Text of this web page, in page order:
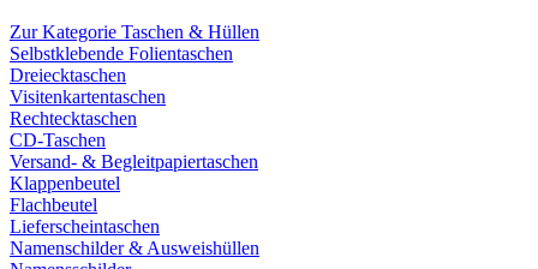
Zur Kategorie Taschen & Hüllen
Selbstklebende Folientaschen
Dreiecktaschen
Visitenkartentaschen
Rechtecktaschen
CD-Taschen
Versand- & Begleitpapiertaschen
Klappenbeutel
Flachbeutel
Lieferscheintaschen
Namenschilder & Ausweishüllen